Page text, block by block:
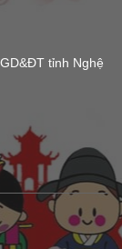
tỉnh Nghệ